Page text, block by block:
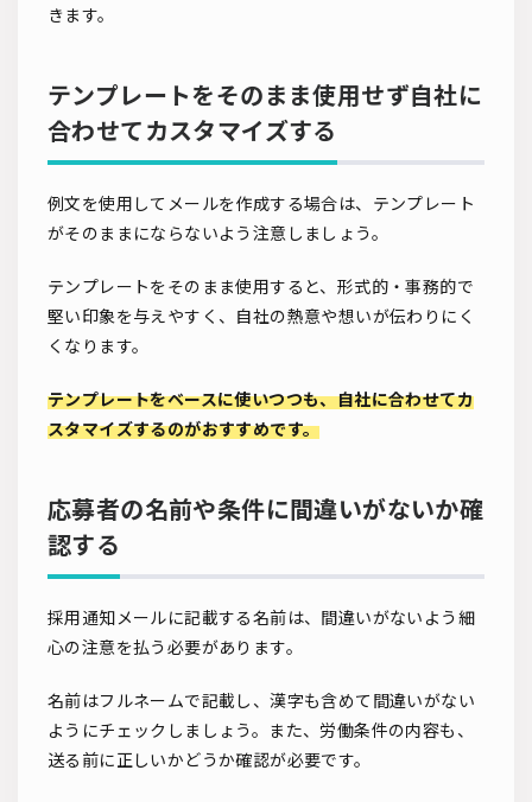
きます。
テンプレートをそのまま使用せず自社に
合わせてカスタマイズする
例文を使用してメールを作成する場合は、テンプレート
がそのままにならないよう注意しましょう。
テンプレートをそのまま使用すると、形式的・事務的で
堅い印象を与えやすく、自社の熱意や想いが伝わりにく
くなります。
テンプレートをベースに使いつつも、自社に合わせてカ
スタマイズするのがおすすめです。
応募者の名前や条件に間違いがないか確
認する
採用通知メールに記載する名前は、間違いがないよう細
心の注意を払う必要があります。
名前はフルネームで記載し、漢字も含めて間違いがない
ようにチェックしましょう。また、労働条件の内容も、
送る前に正しいかどうか確認が必要です。